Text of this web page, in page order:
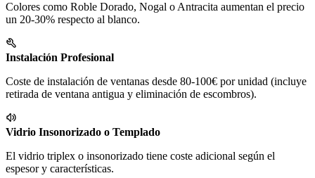
Colores como Roble Dorado, Nogal o Antracita aumentan el precio
un 20-30% respecto al blanco.
Instalación Profesional
Coste de instalación de ventanas desde 80-100€ por unidad (incluye
retirada de ventana antigua y eliminación de escombros).
Vidrio Insonorizado o Templado
El vidrio triplex o insonorizado tiene coste adicional según el
espesor y características.